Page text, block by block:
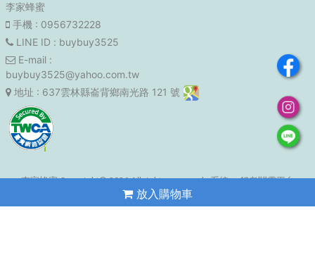
李家蜂蜜
手機 : 0956732228
LINE ID : buybuy3525
E-mail :
buybuy3525@yahoo.com.tw
地址 : 637雲林縣崙背鄉南光路 121 號
李家蜂蜜 Copyright© 2026 All rights reserved. 系統：錢老闆雲平台
放入購物車